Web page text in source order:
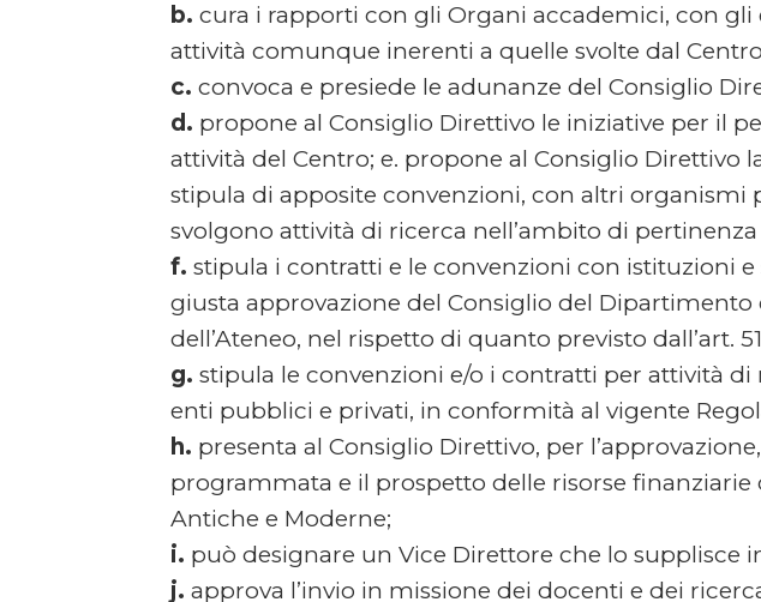
b. cura i rapporti con gli Organi accademici, con
attività comunque inerenti a quelle svolte dal
c. convoca e presiede le adunanze del Consiglio
d. propone al Consiglio Direttivo le iniziative per il
attività del Centro; e. propone al Consiglio Direttivo
stipula di apposite convenzioni, con altri organismi
svolgono attività di ricerca nell’ambito di pertinenza
f. stipula i contratti e le convenzioni con istituzioni
giusta approvazione del Consiglio del
dell’Ateneo, nel rispetto di quanto previsto dall’art.
g. stipula le convenzioni e/o i contratti per attività
enti pubblici e privati, in conformità al vigente
h. presenta al Consiglio Direttivo, per
programmata e il prospetto delle risorse
Antiche e Moderne;
i. può designare un Vice Direttore che lo supplisce
j. approva l’invio in missione dei docenti e dei